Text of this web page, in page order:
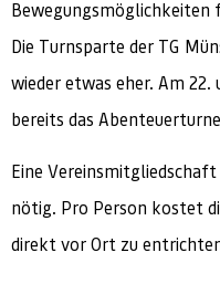
Bewegungsmöglichkeiten
Die Turnsparte der TG
wieder etwas eher. Am 22.
bereits das
Eine
nötig. Pro Person kostet
direkt vor Ort zu